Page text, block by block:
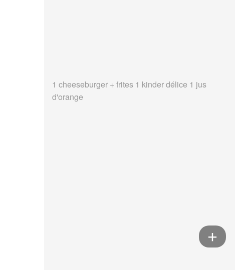
1 cheeseburger + frites 1 kinder délice 1 jus
d'orange